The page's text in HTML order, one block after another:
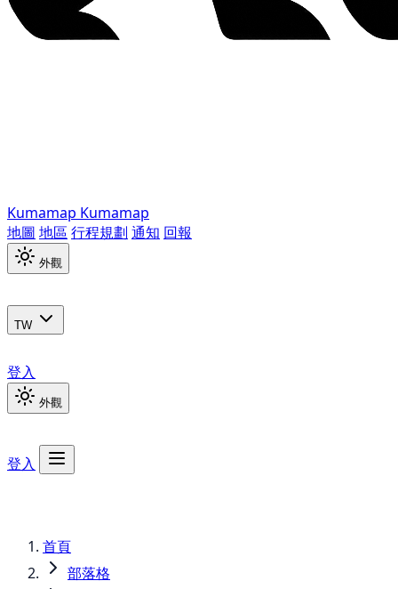
Kumamap Kumamap
地圖 地區 行程規劃 通知 回報
外觀
TW
登入
外觀
登入
首頁
部落格